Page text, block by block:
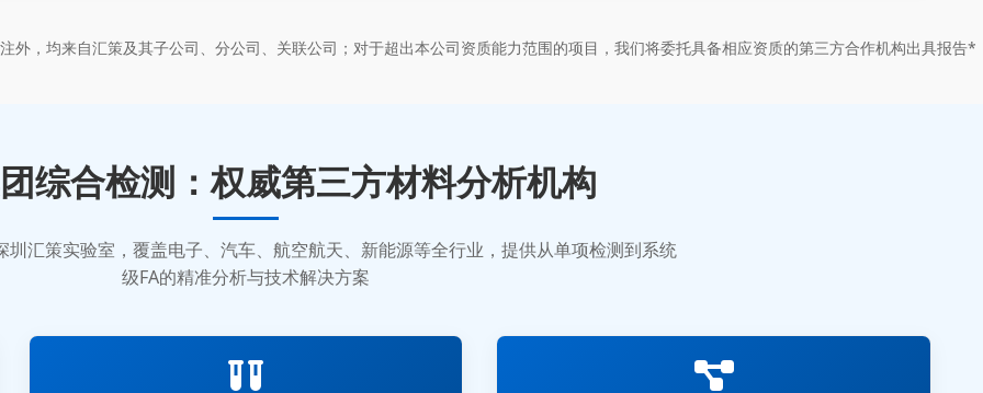
，均来自汇策及其子公司、分公司、关联公司；对于超出本公司资质能力范围的项目，我们将委托具备相应资质的第三方合作机构出具报告*
综合检测：权威第三方材料分析机构
圳汇策实验室，覆盖电子、汽车、航空航天、新能源等全行业，提供从单项检测到系统
级FA的精准分析与技术解决方案